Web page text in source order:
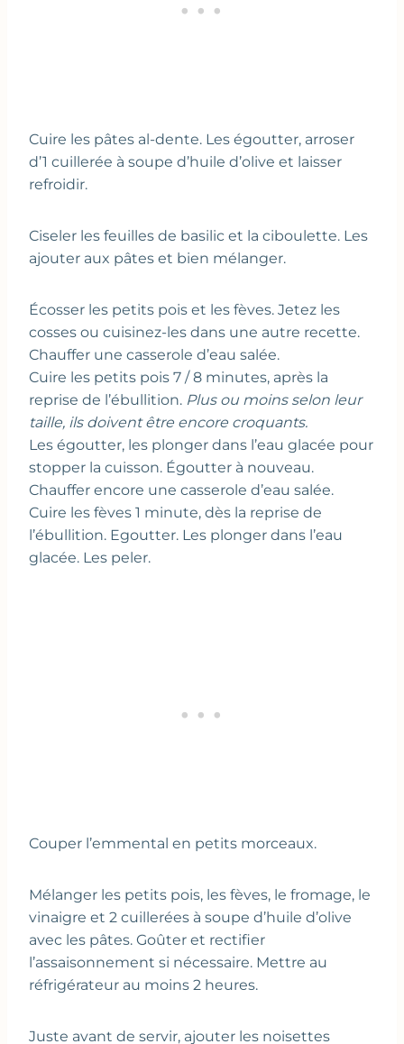
Cuire les pâtes al-dente. Les égoutter, arroser
d’1 cuillerée à soupe d’huile d’olive et laisser
refroidir.
Ciseler les feuilles de basilic et la ciboulette. Les
ajouter aux pâtes et bien mélanger.
Écosser les petits pois et les fèves. Jetez les
cosses ou cuisinez-les dans une autre recette.
Chauffer une casserole d’eau salée.
Cuire les petits pois 7 / 8 minutes, après la
reprise de l’ébullition. Plus ou moins selon leur
taille, ils doivent être encore croquants.
Les égoutter, les plonger dans l’eau glacée pour
stopper la cuisson. Égoutter à nouveau.
Chauffer encore une casserole d’eau salée.
Cuire les fèves 1 minute, dès la reprise de
l’ébullition. Egoutter. Les plonger dans l’eau
glacée. Les peler.
Couper l’emmental en petits morceaux.
Mélanger les petits pois, les fèves, le fromage, le
vinaigre et 2 cuillerées à soupe d’huile d’olive
avec les pâtes. Goûter et rectifier
l’assaisonnement si nécessaire. Mettre au
réfrigérateur au moins 2 heures.
Juste avant de servir, ajouter les noisettes